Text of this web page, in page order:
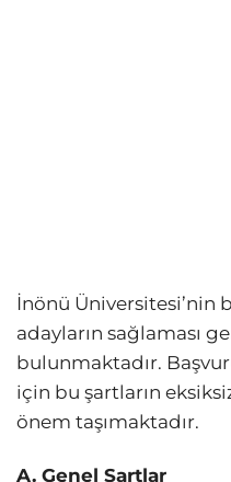
İnönü Üniversitesi’nin
adayların sağlaması
bulunmaktadır.
için bu şartların
önem taşımaktadır.
A. Genel Şartlar